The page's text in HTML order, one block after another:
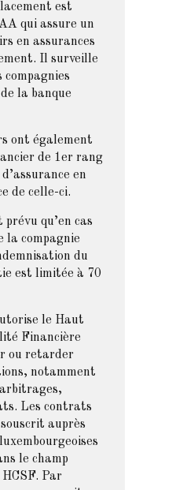
est
qui assure un
en assurances
Il surveille
la banque
ont également
de 1er rang
en
de celle-ci.
qu’en cas
la compagnie
du
est limitée à 70
le Haut
Financière
ou retarder
notamment
Les contrats
auprès
le champ
Par